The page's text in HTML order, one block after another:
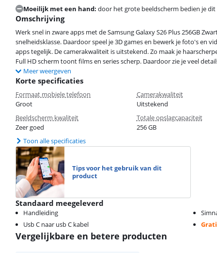
Moeilijk met een hand: door het grote beeldscherm bedien je
Omschrijving
Werk snel in zware apps met de Samsung Galaxy S26 Plus 256GB
snelheidsklasse. Daardoor speel je 3D games en bewerk je foto's en
apps tegelijk. De camerakwaliteit is uitstekend. Zo maak je
Full HD scherm toont films en series scherp. Daardoor zie je veel
Meer weergeven
Korte specificaties
Formaat mobiele telefoon
Groot
Camerakwaliteit
Uitstekend
Beeldscherm kwaliteit
Zeer goed
Totale opslagcapaciteit
256 GB
Toon alle specificaties
Tips voor het gebruik van dit
product
Standaard meegeleverd
Handleiding
Usb C naar usb C kabel
Vergelijkbare en betere producten